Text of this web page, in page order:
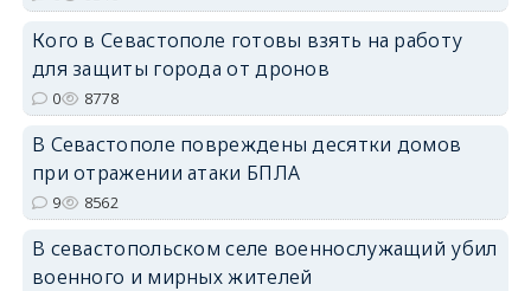
Кого в Севастополе готовы взять на работу
для защиты города от дронов
0 8778
В Севастополе повреждены десятки домов
при отражении атаки БПЛА
9 8562
В севастопольском селе военнослужащий убил
военного и мирных жителей